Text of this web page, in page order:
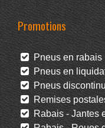
Promotions
Pneus en rabais
Pneus en
Pneus
Remises
Rabais - Jantes